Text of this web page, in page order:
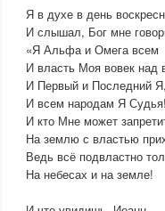
Я в духе в день
И слышал, Бог мне
«Я Альфа и Омега всем
И власть Моя вовек над
И Первый и Последний Я,
И всем народам Я Судья!
И кто Мне может
На землю с властью
Ведь всё подвластно
На небесах и на земле!